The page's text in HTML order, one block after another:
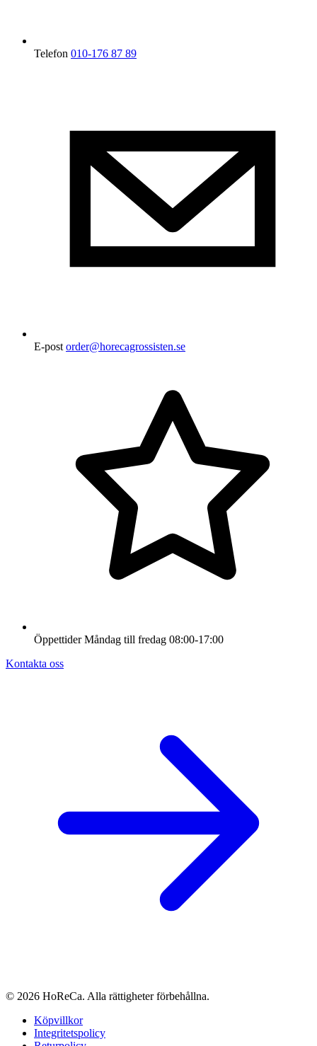
Telefon 010-176 87 89
E-post order@horecagrossisten.se
Öppettider Måndag till fredag 08:00-17:00
Kontakta oss
© 2026 HoReCa. Alla rättigheter förbehållna.
Köpvillkor
Integritetspolicy